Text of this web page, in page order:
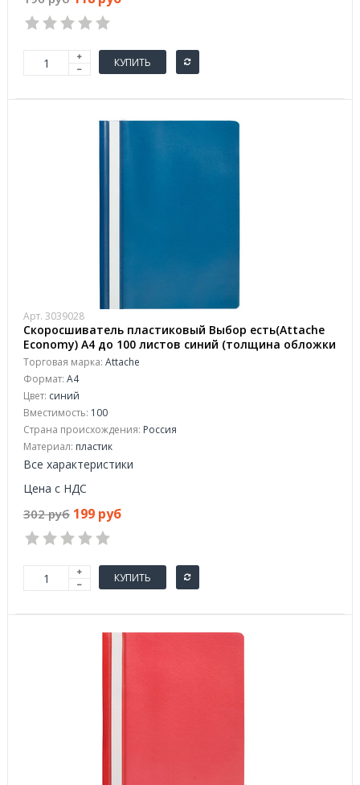
КУПИТЬ
Арт. 3039028
Скоросшиватель пластиковый Выбор есть(Attache
Economy) A4 до 100 листов синий (толщина обложки
0.11 мм, 10 штук в упаковке)
Торговая марка: Attache
Формат: А4
Цвет: синий
Вместимость: 100
Страна происхождения: Россия
Материал: пластик
Все характеристики
Цена с НДС
302 руб 199 руб
КУПИТЬ